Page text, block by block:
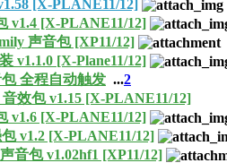
[X-PLANE11/12]
v1.4 [X-PLANE11/12]
声音包 [XP11/12]
v1.1.0 [X-Plane11/12]
全程自动触发 ...2
效包 v1.15 [X-PLANE11/12]
v1.6 [X-PLANE11/12]
v1.2 [X-PLANE11/12]
音包 v1.02hf1 [XP11/12]